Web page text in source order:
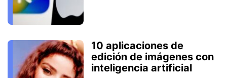
10 aplicaciones de
edición de imágenes con
inteligencia artificial